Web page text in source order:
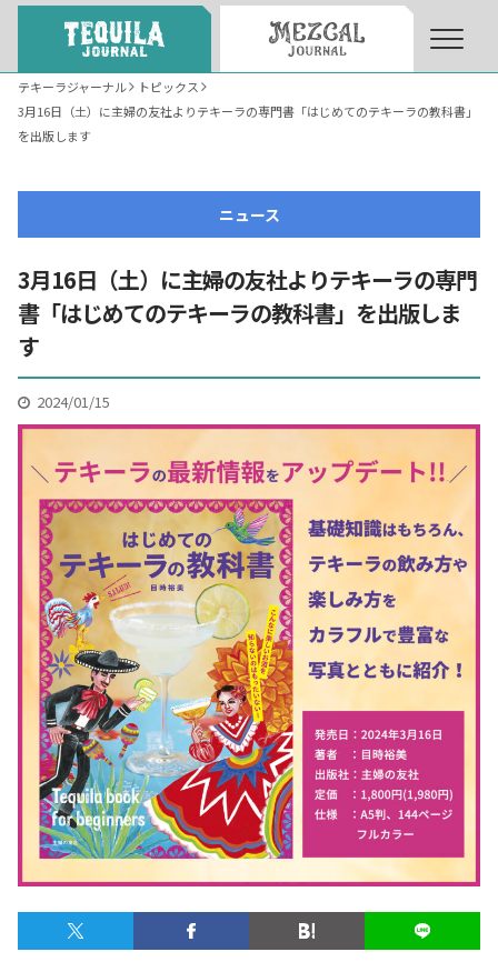
About About Tequila Journal
テキーラとは
テキーラのつくり方 How to Make Tequila
テキーラマップ Tequila Map
メキシコ料理 Cuisines of Mexico
メキシコ旅行 Travel of Mexico
メキシコの記念日 Events of Mexico
トピックス一覧 イベント一覧
テキーラジャーナル
トピックス
3月16日（土）に主婦の友社よりテキーラの専門書「はじめてのテキーラの教科書」
を出版します
ニュース
3月16日（土）に主婦の友社よりテキーラの専門
書「はじめてのテキーラの教科書」を出版しま
す
2024/01/15